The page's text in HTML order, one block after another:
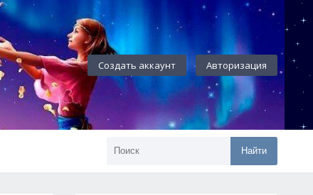
Создать аккаунт Авторизация
Найти